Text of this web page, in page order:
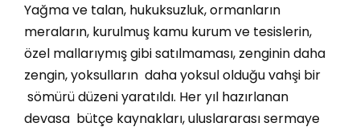
Yağma ve talan, hukuksuzluk, ormanların
meraların, kurulmuş kamu kurum ve tesislerin,
özel mallarıymış gibi satılmaması, zenginin daha
zengin, yoksulların daha yoksul olduğu vahşi bir
sömürü düzeni yaratıldı. Her yıl hazırlanan
devasa bütçe kaynakları, uluslararası sermaye